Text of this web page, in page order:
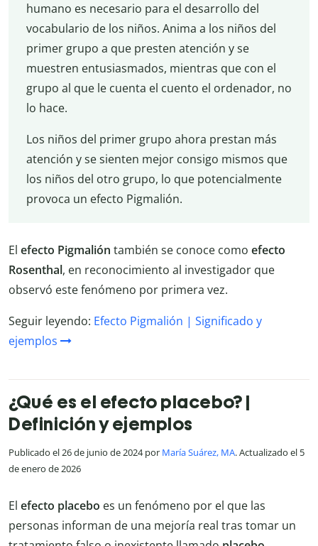
humano es necesario para el desarrollo del
vocabulario de los niños. Anima a los niños del
primer grupo a que presten atención y se
muestren entusiasmados, mientras que con el
grupo al que le cuenta el cuento el ordenador, no
lo hace.
Los niños del primer grupo ahora prestan más
atención y se sienten mejor consigo mismos que
los niños del otro grupo, lo que potencialmente
provoca un efecto Pigmalión.
El efecto Pigmalión también se conoce como efecto
Rosenthal, en reconocimiento al investigador que
observó este fenómeno por primera vez.
Seguir leyendo: Efecto Pigmalión | Significado y
ejemplos
¿Qué es el efecto placebo? |
Definición y ejemplos
Publicado el 26 de junio de 2024 por María Suárez, MA. Actualizado el 5
de enero de 2026
El efecto placebo es un fenómeno por el que las
personas informan de una mejoría real tras tomar un